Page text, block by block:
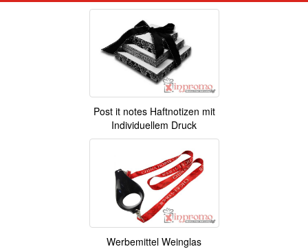
Post it notes Haftnotizen mit
Individuellem Druck
Werbemittel Weinglas